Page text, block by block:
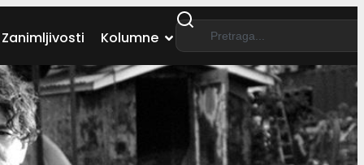
Zanimljivosti Kolumne